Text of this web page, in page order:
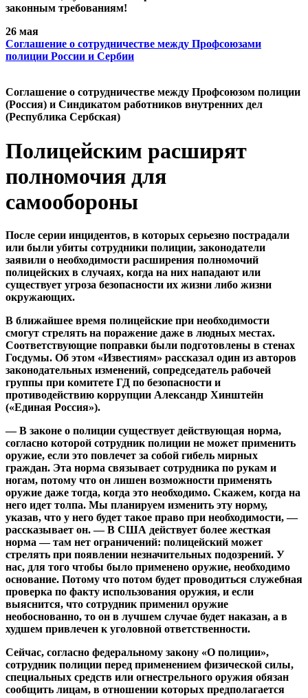
законным требованиям!
26 мая
Cоглашение о сотрудничестве между Профсоюзами
полиции России и Сербии
Cоглашение о сотрудничестве между Профсоюзом полиции
(Россия) и Синдикатом работников внутренних дел
(Республика Сербская)
Полицейским расширят
полномочия для
самообороны
После серии инцидентов, в которых серьезно пострадали
или были убиты сотрудники полиции, законодатели
заявили о необходимости расширения полномочий
полицейских в случаях, когда на них нападают или
существует угроза безопасности их жизни либо жизни
окружающих.
В ближайшее время полицейские при необходимости
смогут стрелять на поражение даже в людных местах.
Соответствующие поправки были подготовлены в стенах
Госдумы. Об этом «Известиям» рассказал один из авторов
законодательных изменений, сопредседатель рабочей
группы при комитете ГД по безопасности и
противодействию коррупции Александр Хинштейн
(«Единая Россия»).
— В законе о полиции существует действующая норма,
согласно которой сотрудник полиции не может применить
оружие, если это повлечет за собой гибель мирных
граждан. Эта норма связывает сотрудника по рукам и
ногам, потому что он лишен возможности применять
оружие даже тогда, когда это необходимо. Скажем, когда на
него идет толпа. Мы планируем изменить эту норму,
указав, что у него будет такое право при необходимости, —
рассказывает он. — В США действует более жесткая
норма — там нет ограничений: полицейский может
стрелять при появлении незначительных подозрений. У
нас, для того чтобы было применено оружие, необходимо
основание. Потому что потом будет проводиться служебная
проверка по факту использования оружия, и если
выяснится, что сотрудник применил оружие
необоснованно, то он в лучшем случае будет наказан, а в
худшем привлечен к уголовной ответственности.
Сейчас, согласно федеральному закону «О полиции»,
сотрудник полиции перед применением физической силы,
специальных средств или огнестрельного оружия обязан
сообщить лицам, в отношении которых предполагается